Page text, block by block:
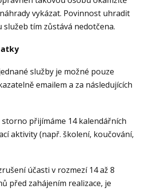
vykázat. Povinnost uhradit
služeb tím zůstává nedotčena.
služby je možné pouze
emailem a za následujících
storno přijímáme 14 kalendářních
aktivity (např. školení, koučování,
účasti v rozmezí 14 až 8
před zahájením realizace, je